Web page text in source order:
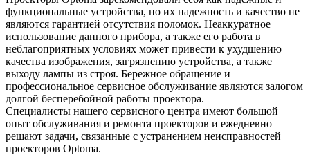
функциональные устройства, но их надежность и качество не
являются гарантией отсутствия поломок. Неаккуратное
использование данного прибора, а также его работа в
неблагоприятных условиях может привести к ухудшению
качества изображения, загрязнению устройства, а также
выходу лампы из строя. Бережное обращение и
профессиональное сервисное обслуживание являются залогом
долгой бесперебойной работы проектора.
Специалисты нашего сервисного центра имеют большой
опыт обслуживания и ремонта проекторов и ежедневно
решают задачи, связанные с устранением неисправностей
проекторов Optoma.